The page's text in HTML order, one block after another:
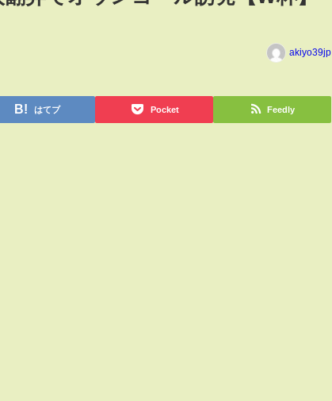
akiyo39jp
はてブ Pocket Feedly